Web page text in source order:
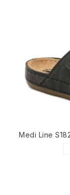
Medi Line